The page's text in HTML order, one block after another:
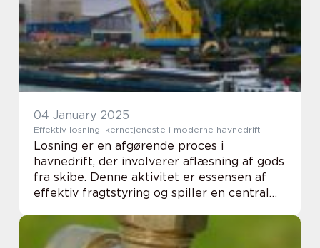
04 January 2025
Effektiv losning: kernetjeneste i moderne havnedrift
Losning er en afgørende proces i
havnedrift, der involverer aflæsning af gods
fra skibe. Denne aktivitet er essensen af
effektiv fragtstyring og spiller en central
destinationer hurtigt...